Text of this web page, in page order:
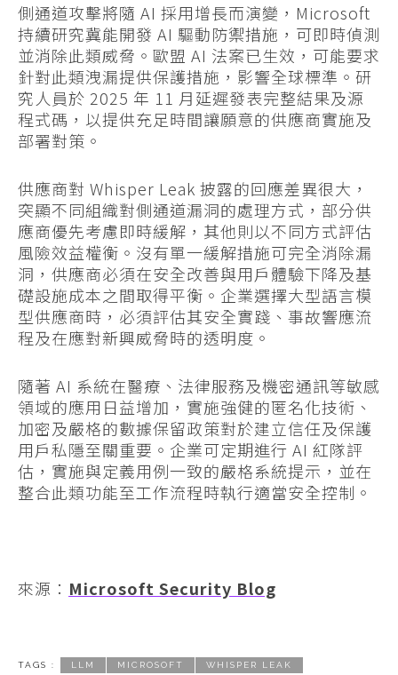
側通道攻擊將隨 AI 採用增長而演變，Microsoft
持續研究冀能開發 AI 驅動防禦措施，可即時偵測
並消除此類威脅。歐盟 AI 法案已生效，可能要求
針對此類洩漏提供保護措施，影響全球標準。研
究人員於 2025 年 11 月延遲發表完整結果及源
程式碼，以提供充足時間讓願意的供應商實施及
部署對策。
供應商對 Whisper Leak 披露的回應差異很大，
突顯不同組織對側通道漏洞的處理方式，部分供
應商優先考慮即時緩解，其他則以不同方式評估
風險效益權衡。沒有單一緩解措施可完全消除漏
洞，供應商必須在安全改善與用戶體驗下降及基
礎設施成本之間取得平衡。企業選擇大型語言模
型供應商時，必須評估其安全實踐、事故響應流
程及在應對新興威脅時的透明度。
隨著 AI 系統在醫療、法律服務及機密通訊等敏感
領域的應用日益增加，實施強健的匿名化技術、
加密及嚴格的數據保留政策對於建立信任及保護
用戶私隱至關重要。企業可定期進行 AI 紅隊評
估，實施與定義用例一致的嚴格系統提示，並在
整合此類功能至工作流程時執行適當安全控制。
來源： Microsoft Security Blog
TAGS : LLM MICROSOFT WHISPER LEAK